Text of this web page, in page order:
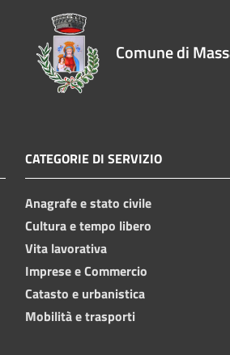
Comune di
CATEGORIE DI SERVIZIO
Anagrafe e stato civile
Cultura e tempo libero
Vita lavorativa
Imprese e Commercio
Catasto e urbanistica
Mobilità e trasporti